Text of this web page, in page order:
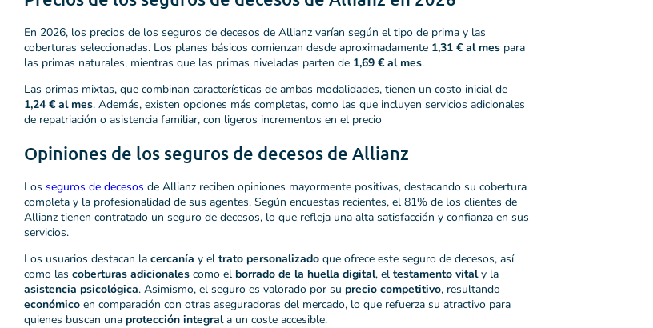
En 2026, los precios de los seguros de decesos de Allianz varían según el tipo de prima y las
coberturas seleccionadas. Los planes básicos comienzan desde aproximadamente 1,31 € al mes para
las primas naturales, mientras que las primas niveladas parten de 1,69 € al mes.
Las primas mixtas, que combinan características de ambas modalidades, tienen un costo inicial de
1,24 € al mes. Además, existen opciones más completas, como las que incluyen servicios adicionales
de repatriación o asistencia familiar, con ligeros incrementos en el precio
Opiniones de los seguros de decesos de Allianz
Los seguros de decesos de Allianz reciben opiniones mayormente positivas, destacando su cobertura
completa y la profesionalidad de sus agentes. Según encuestas recientes, el 81% de los clientes de
Allianz tienen contratado un seguro de decesos, lo que refleja una alta satisfacción y confianza en sus
servicios.
Los usuarios destacan la cercanía y el trato personalizado que ofrece este seguro de decesos, así
como las coberturas adicionales como el borrado de la huella digital, el testamento vitaly la
asistencia psicológica. Asimismo, el seguro es valorado por su precio competitivo, resultando
económico en comparación con otras aseguradoras del mercado, lo que refuerza su atractivo para
quienes buscan una protección integrala un coste accesible.